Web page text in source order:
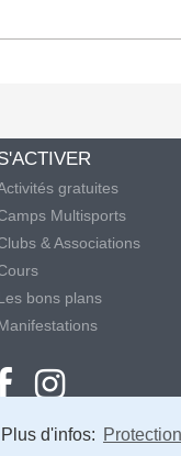
d'infos:
gratuites
Multisports
& Associations
bons plans